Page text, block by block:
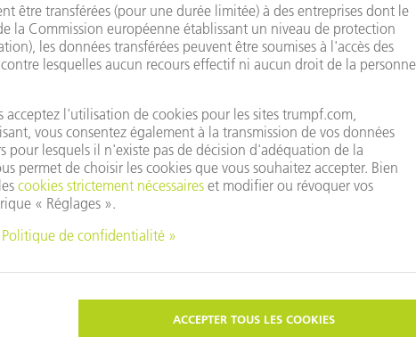
offerts par
et le soudage
et des délais de
à la numérisation »,
deux facteurs au
succès de l'entreprise.